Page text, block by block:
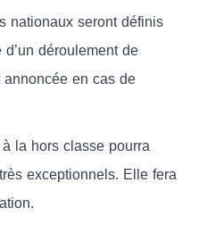
nationaux seront définis
déroulement de
en cas de
la hors classe pourra
exceptionnels. Elle fera